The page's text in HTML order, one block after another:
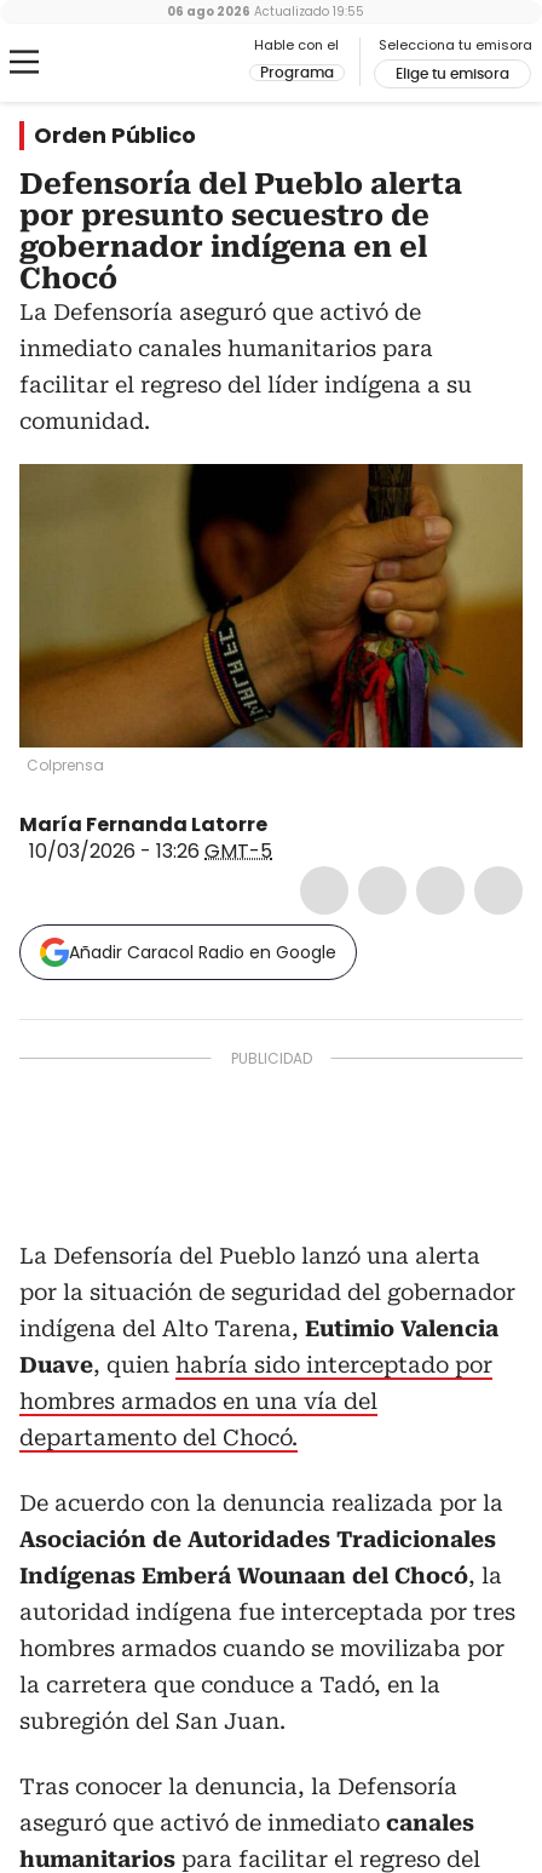
Hable con el
Programa
Selecciona tu emisora
Elige tu emisora
06 ago 2026 Actualizado 19:55
Orden Público
Defensoría del Pueblo alerta
por presunto secuestro de
gobernador indígena en el
Chocó
La Defensoría aseguró que activó de
inmediato canales humanitarios para
facilitar el regreso del líder indígena a su
comunidad.
Colprensa
María Fernanda Latorre
10/03/2026 - 13:26 GMT-5
Añadir Caracol Radio en Google
La Defensoría del Pueblo lanzó una alerta
por la situación de seguridad del gobernador
indígena del Alto Tarena, Eutimio Valencia
Duave, quien habría sido interceptado por
hombres armados en una vía del
departamento del Chocó.
De acuerdo con la denuncia realizada por la
Asociación de Autoridades Tradicionales
Indígenas Emberá Wounaan del Chocó, la
autoridad indígena fue interceptada por tres
hombres armados cuando se movilizaba por
la carretera que conduce a Tadó, en la
subregión del San Juan.
Tras conocer la denuncia, la Defensoría
aseguró que activó de inmediato canales
humanitarios para facilitar el regreso del